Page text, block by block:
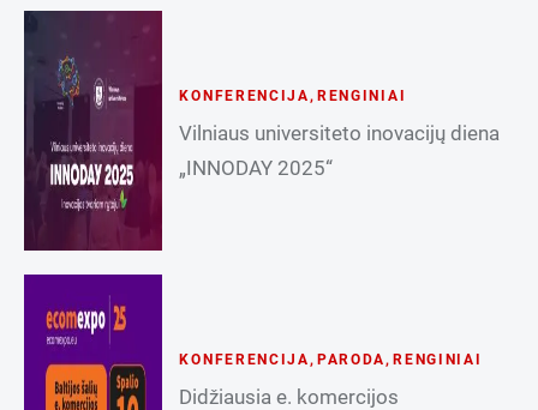
KONFERENCIJA , RENGINIAI
Vilniaus universiteto inovacijų diena
„INNODAY 2025“
KONFERENCIJA , PARODA ,RENGINIAI
Didžiausia e. komercijos